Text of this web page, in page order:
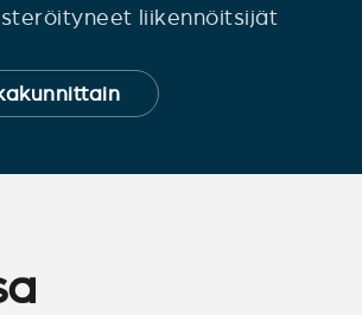
liikennöitsijät